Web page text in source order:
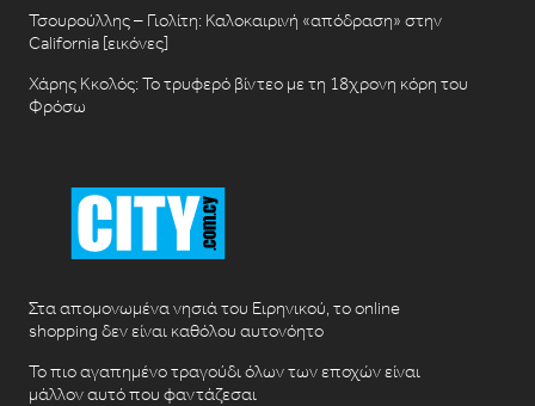
Τσουρούλλης – Γιολίτη: Καλοκαιρινή «απόδραση» στην
California [εικόνες]
Χάρης Κκολός: Το τρυφερό βίντεο με τη 18χρονη κόρη του
Φρόσω
Στα απομονωμένα νησιά του Ειρηνικού, το online
shopping δεν είναι καθόλου αυτονόητο
Το πιο αγαπημένο τραγούδι όλων των εποχών είναι
μάλλον αυτό που φαντάζεσαι